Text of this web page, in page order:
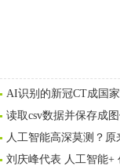
AI识别的新冠CT成国
读取csv数据并保存成
人工智能高深莫测？原
刘庆峰代表 人工智能+